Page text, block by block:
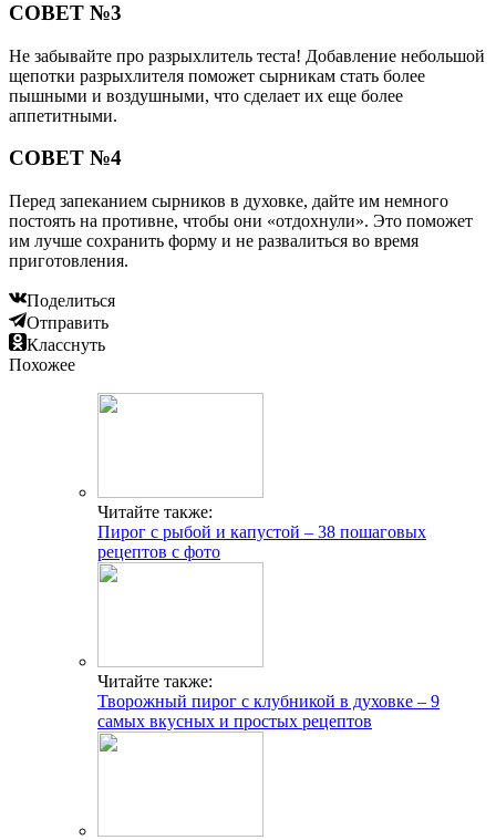
СОВЕТ №3
Не забывайте про разрыхлитель теста! Добавление небольшой
щепотки разрыхлителя поможет сырникам стать более
пышными и воздушными, что сделает их еще более
аппетитными.
СОВЕТ №4
Перед запеканием сырников в духовке, дайте им немного
постоять на противне, чтобы они «отдохнули». Это поможет
им лучше сохранить форму и не развалиться во время
приготовления.
Поделиться
Отправить
Класснуть
Похожее
Читайте также:
Пирог с рыбой и капустой – 38 пошаговых
рецептов с фото
Читайте также:
Творожный пирог с клубникой в духовке – 9
самых вкусных и простых рецептов